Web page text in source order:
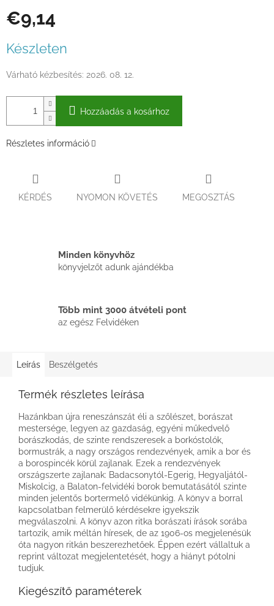
€9,14
Készleten
Várható kézbesítés: 2026. 08. 12.
Hozzáadás a kosárhoz
Részletes információ
KÉRDÉS NYOMON KÖVETÉS MEGOSZTÁS
Minden könyvhöz
könyvjelzőt adunk ajándékba
Több mint 3000 átvételi pont
az egész Felvidéken
Leírás Beszélgetés
Termék részletes leírása
Hazánkban újra reneszánszát éli a szőlészet, borászat
mestersége, legyen az gazdaság, egyéni műkedvelő
borászkodás, de szinte rendszeresek a borkóstolók,
bormustrák, a nagy országos rendezvények, amik a bor és
a borospincék körül zajlanak. Ezek a rendezvények
országszerte zajlanak: Badacsonytól-Egerig, Hegyaljától-
Miskolcig, a Balaton-felvidéki borok bemutatásától szinte
minden jelentős bortermelő vidékünkig. A könyv a borral
kapcsolatban felmerülő kérdésekre igyekszik
megválaszolni. A könyv azon ritka borászati írások sorába
tartozik, amik méltán híresek, de az 1906-os megjelenésük
óta nagyon ritkán beszerezhetőek. Éppen ezért vállaltuk a
reprint változat megjelentetését, hogy a hiányt pótolni
tudjuk.
Kiegészítő paraméterek